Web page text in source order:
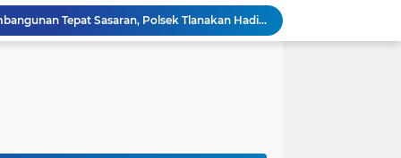
Kawal Perencanaan Pembangunan Tepat Sasaran, Polsek Tlanakan Hadiri Musrenbangdes Desa Bandaran
BPS Sampang: UMKM dan Usaha Besar Wajib Terdata di Sensus Ekonomi 2026, Kunci Kebijakan Tepat Sasaran